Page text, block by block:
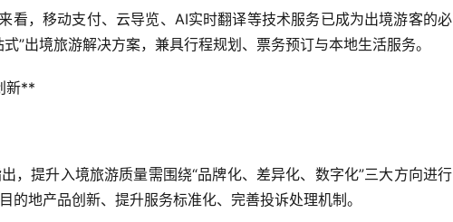
看，移动支付、云导览、AI实时翻译等技术服务已成为出境游客的必
”出境旅游解决方案，兼具行程规划、票务预订与本地生活服务。
新**
，提升入境旅游质量需围绕“品牌化、差异化、数字化”三大方向进行
的地产品创新、提升服务标准化、完善投诉处理机制。